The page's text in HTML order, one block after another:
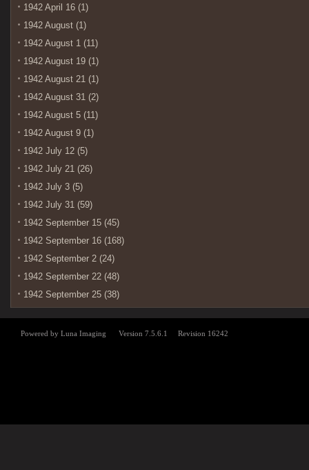
1942 April 16 (1)
1942 August (1)
1942 August 1 (11)
1942 August 19 (1)
1942 August 21 (1)
1942 August 31 (2)
1942 August 5 (11)
1942 August 9 (1)
1942 July 12 (5)
1942 July 21 (26)
1942 July 3 (5)
1942 July 31 (59)
1942 September 15 (45)
1942 September 16 (168)
1942 September 2 (24)
1942 September 22 (48)
1942 September 25 (38)